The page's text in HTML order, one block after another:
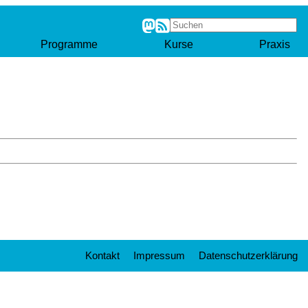
Programme Kurse Praxis
Kontakt Impressum Datenschutzerklärung